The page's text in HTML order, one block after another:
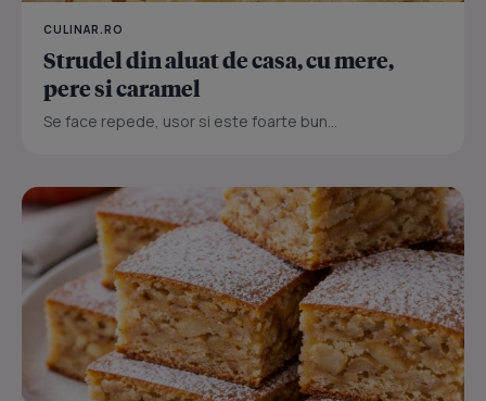
CULINAR.RO
Strudel din aluat de casa, cu mere,
pere si caramel
Se face repede, usor si este foarte bun...